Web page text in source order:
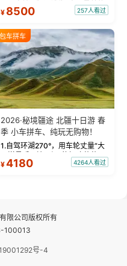
国国家地理》评选为“中国最美的
三大雅丹”第一名的克拉玛依魔鬼
瓦人最大村落——禾木村，欣赏
晨雾与小木...
¥ 8500 257人看过
包车拼车
2026·秘境疆途 北疆十日游 春
季 小车拼车、纯玩无购物！
1.自驾环湖270°，用车轮丈量“大
西洋最后一滴眼泪”的极致蔚蓝，
让雪山、花海与深邃湖水在转弯
¥4180 4264人看过
限公司版权所有
100013
号-4